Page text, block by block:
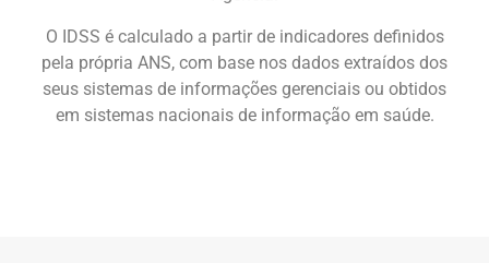
O IDSS é calculado a partir de indicadores definidos
pela própria ANS, com base nos dados extraídos dos
seus sistemas de informações gerenciais ou obtidos
em sistemas nacionais de informação em saúde.